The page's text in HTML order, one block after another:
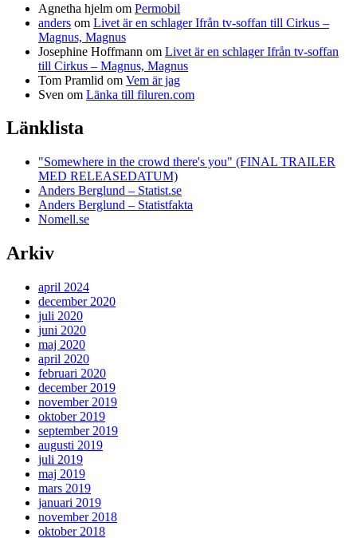
Agnetha hjelm om Permobil
anders om Livet är en schlager Ifrån tv-soffan till Cirkus –
Magnus, Magnus
Josephine Hoffmann om Livet är en schlager Ifrån tv-soffan
till Cirkus – Magnus, Magnus
Tom Pramlid om Vem är jag
Sven om Länka till filuren.com
Länklista
"Somewhere in the crowd there's you" (FINAL TRAILER
MED RELEASEDATUM)
Anders Berglund – Statist.se
Anders Berglund – Statistfakta
Nomell.se
Arkiv
april 2024
december 2020
juli 2020
juni 2020
maj 2020
april 2020
februari 2020
december 2019
november 2019
oktober 2019
september 2019
augusti 2019
juli 2019
maj 2019
mars 2019
januari 2019
november 2018
oktober 2018